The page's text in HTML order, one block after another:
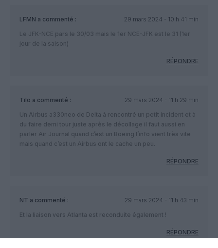
LFMN a commenté :
29 mars 2024 - 10 h 41 min
Le JFK-NCE pars le 30/03 mais le 1er NCE-JFK est le 31 (1er
jour de la saison)
RÉPONDRE
Tilo a commenté :
29 mars 2024 - 11 h 29 min
Un Airbus a330neo de Delta à rencontré un petit incident et à
du faire demi tour juste après le décollage il faut aussi en
parler Air Journal quand c’est un Boeing l’info vient très vite
mais quand c’est un Airbus ont le cache un peu.
RÉPONDRE
NT a commenté :
29 mars 2024 - 11 h 43 min
Et la liaison vers Atlanta est reconduite également !
RÉPONDRE